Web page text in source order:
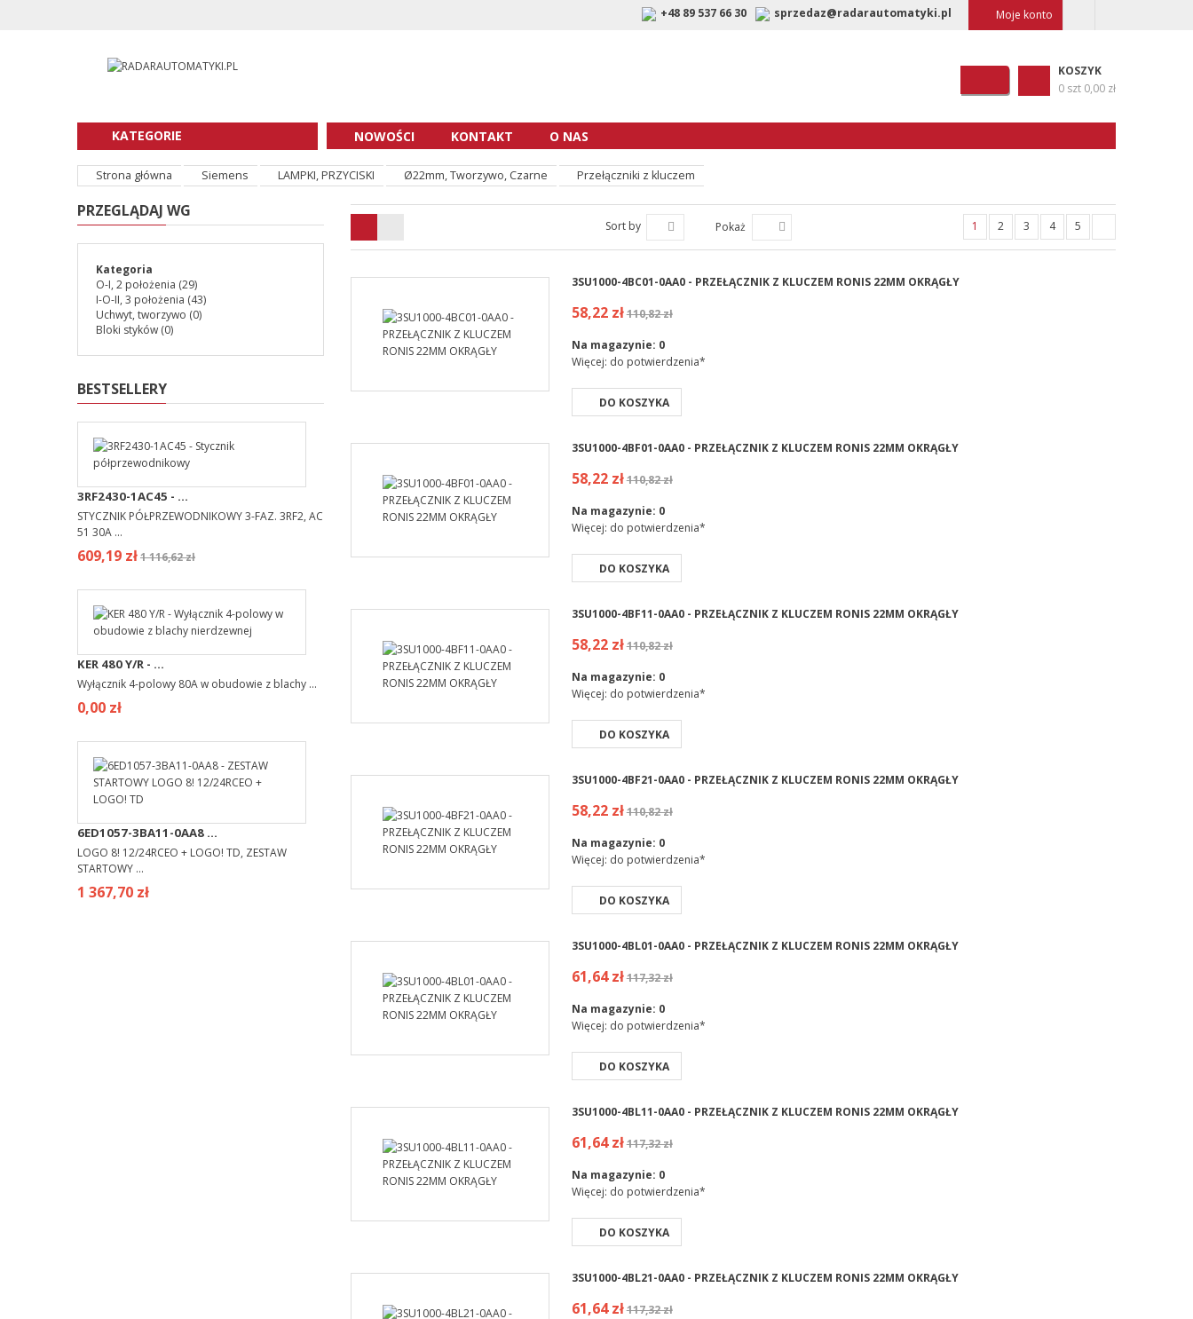
+48 89 537 66 30 sprzedaz@radarautomatyki.pl Moje konto
KOSZYK
0 szt 0,00 zł
KATEGORIE NOWOŚCI KONTAKT O NAS
Strona główna Siemens LAMPKI, PRZYCISKI Ø22mm, Tworzywo, Czarne Przełączniki z kluczem
PRZEGLĄDAJ WG
Kategoria
O-I, 2 położenia (29)
I-O-II, 3 położenia (43)
Uchwyt, tworzywo (0)
Bloki styków (0)
BESTSELLERY
3RF2430-1AC45 - ...
STYCZNIK PÓŁPRZEWODNIKOWY 3-FAZ. 3RF2, AC
51 30A ...
609,19 zł1 116,62 zł
KER 480 Y/R - ...
Wyłącznik 4-polowy 80A w obudowie z blachy ...
0,00 zł
6ED1057-3BA11-0AA8 ...
LOGO 8! 12/24RCEO + LOGO! TD, ZESTAW
STARTOWY ...
1 367,70 zł
Sort by Pokaż 1 2 3 4 5
3SU1000-4BC01-0AA0 - PRZEŁĄCZNIK Z KLUCZEM RONIS 22MM OKRĄGŁY
58,22 zł110,82 zł
Na magazynie: 0
Więcej: do potwierdzenia*
DO KOSZYKA
3SU1000-4BF01-0AA0 - PRZEŁĄCZNIK Z KLUCZEM RONIS 22MM OKRĄGŁY
58,22 zł110,82 zł
Na magazynie: 0
Więcej: do potwierdzenia*
DO KOSZYKA
3SU1000-4BF11-0AA0 - PRZEŁĄCZNIK Z KLUCZEM RONIS 22MM OKRĄGŁY
58,22 zł110,82 zł
Na magazynie: 0
Więcej: do potwierdzenia*
DO KOSZYKA
3SU1000-4BF21-0AA0 - PRZEŁĄCZNIK Z KLUCZEM RONIS 22MM OKRĄGŁY
58,22 zł110,82 zł
Na magazynie: 0
Więcej: do potwierdzenia*
DO KOSZYKA
3SU1000-4BL01-0AA0 - PRZEŁĄCZNIK Z KLUCZEM RONIS 22MM OKRĄGŁY
61,64 zł117,32 zł
Na magazynie: 0
Więcej: do potwierdzenia*
DO KOSZYKA
3SU1000-4BL11-0AA0 - PRZEŁĄCZNIK Z KLUCZEM RONIS 22MM OKRĄGŁY
61,64 zł117,32 zł
Na magazynie: 0
Więcej: do potwierdzenia*
DO KOSZYKA
3SU1000-4BL21-0AA0 - PRZEŁĄCZNIK Z KLUCZEM RONIS 22MM OKRĄGŁY
61,64 zł117,32 zł